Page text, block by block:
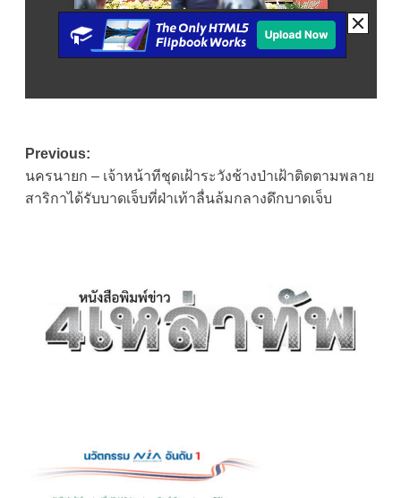
Post
navigation
Previous:
นครนายก – เจ้าหน้าทีชุดเฝ้าระวังช้างป่าเฝ้าติดตามพลาย
สาริกาได้รับบาดเจ็บที่ฝ่าเท้าลื่นล้มกลางดึกบาดเจ็บ